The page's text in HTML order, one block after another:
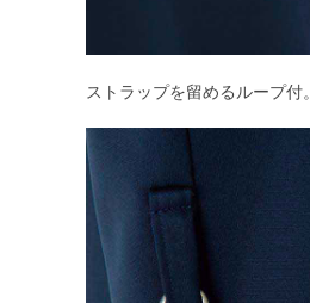
ストラップを留めるループ付。